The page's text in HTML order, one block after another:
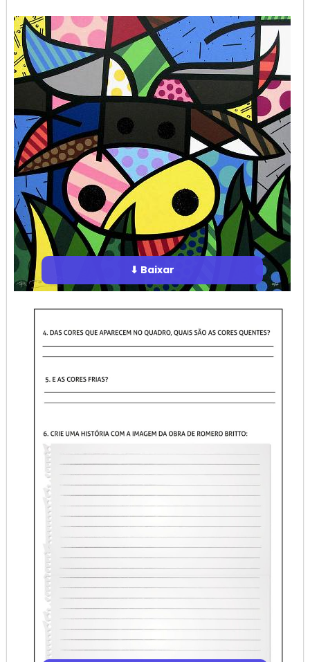
⬇ Baixar